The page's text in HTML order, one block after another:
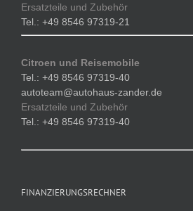
Ersatzteile und Zubehör
Tel.: +49 8546 97319-21
Citroen und Reisemobile
Tel.: +49 8546 97319-40
autoteam@autohaus-zander.de
Ersatzteile und Zubehör
Tel.: +49 8546 97319-40
FINANZIERUNGSRECHNER